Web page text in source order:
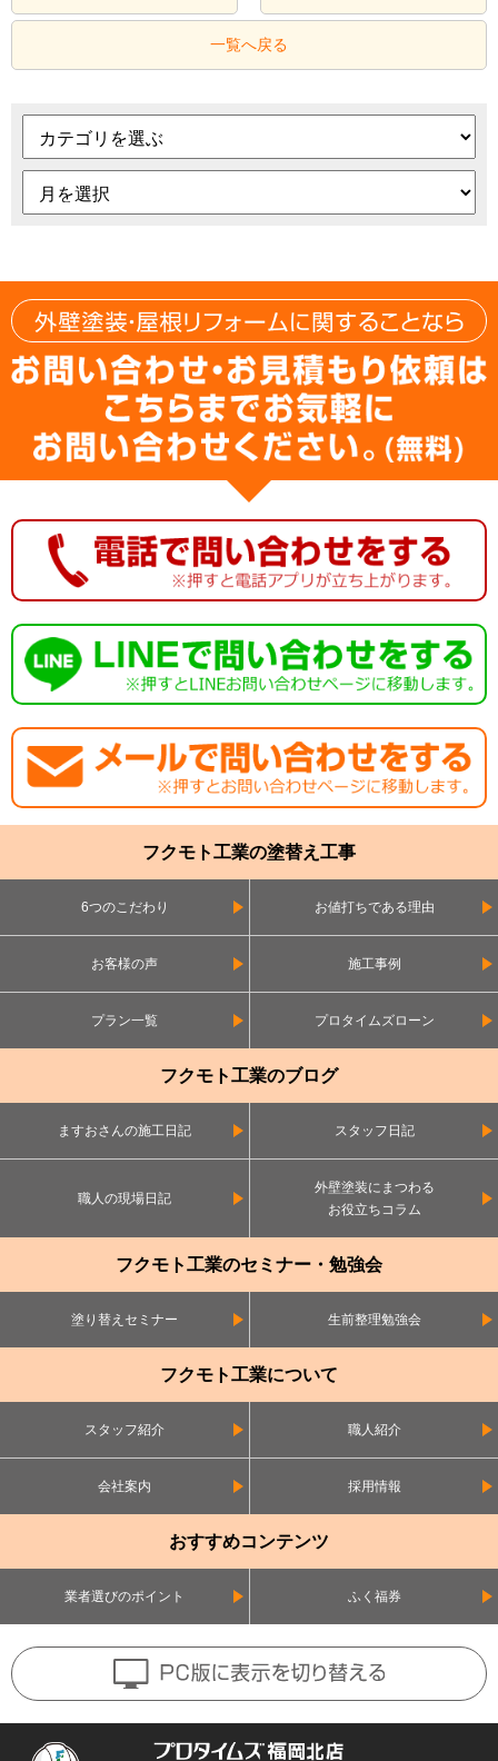
一覧へ戻る
フクモト工業の塗替え工事
6つのこだわり お値打ちである理由
お客様の声 施工事例
プラン一覧 プロタイムズローン
フクモト工業のブログ
ますおさんの施工日記 スタッフ日記
職人の現場日記
外壁塗装にまつわる
お役立ちコラム
フクモト工業のセミナー・勉強会
塗り替えセミナー 生前整理勉強会
フクモト工業について
スタッフ紹介 職人紹介
会社案内 採用情報
おすすめコンテンツ
業者選びのポイント ふく福券